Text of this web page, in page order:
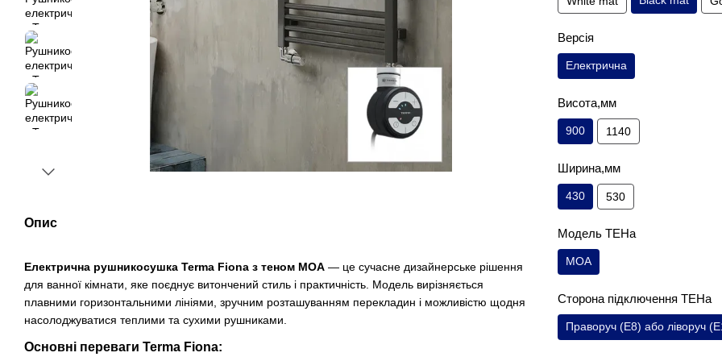
Опис
Електрична рушникосушка Terma Fiona з теном MOA — це сучасне дизайнерське рішення
для ванної кімнати, яке поєднує витончений стиль і практичність. Модель вирізняється
плавними горизонтальними лініями, зручним розташуванням перекладин і можливістю щодня
насолоджуватися теплими та сухими рушниками.
Основні переваги Terma Fiona:
Версія
Електрична
Висота,мм
900 1140
Ширина,мм
430 530
Модель ТЕНа
MOA
Сторона підключення ТЕНа
Праворуч (E8) або ліворуч